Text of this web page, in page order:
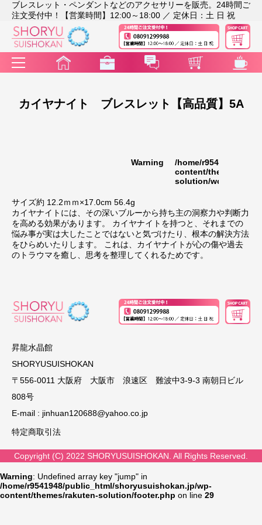
ブレスレット・ペンダントなどのアクセサリーを販売。24時間ご
注文受付中！【営業時間】12:00～18:00 ／ 定休日：土 日 祝
カイヤナイト ブレスレット【高品質】5A
Warning
/home/r9541948/
content/themes/
solution/
サイズ約 12.2ｍｍ×17.0cm 56.4g
カイヤナイトには、その深いブルーから持ち主の洞察力や判断力
を高める効果があります。 カイヤナイトを持つと、それまでの
悩み事が実は大したことではないと気づけたり、根本の解決方法
をひらめいたりします。 これは、カイヤナイトが心の傷や過去
のトラウマを癒し、思考を整理してくれるためです。
昇龍水晶館
SHORYUSUISHOKAN
〒556-0011 大阪府 大阪市 浪速区 難波中3-9-3 南朝日ビル
808号
E-mail : jinhuan120688@yahoo.co.jp
特定商取引法
Copyright (C) 2022 SHORYUSUISHOKAN. All Rights Reserved.
Warning: Undefined array key "jump" in
/home/r9541948/public_html/shoryusuishokan.jp/wp-
content/themes/rakuten-solution/footer.php on line 29